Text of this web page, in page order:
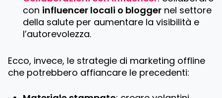
con influencer locali o blogger nel settore
della salute per aumentare la visibilità e
l’autorevolezza.
Ecco, invece, le strategie di marketing offline
che potrebbero affiancare le precedenti: